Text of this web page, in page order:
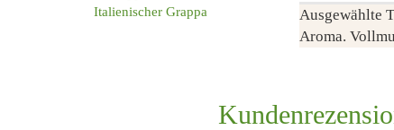
Ausgewählte
Aroma.